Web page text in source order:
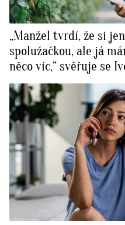
„Manžel tvrdí, že si
spolužačkou, ale já
něco víc,“ svěřuje se